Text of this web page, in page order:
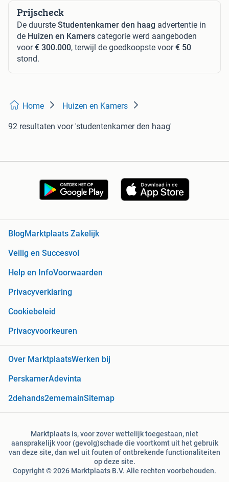
Prijscheck
De duurste Studentenkamer den haag advertentie in
de Huizen en Kamers categorie werd aangeboden
voor€ 300.000, terwijl de goedkoopste voor€ 50
stond.
Home Huizen en Kamers
92 resultaten voor 'studentenkamer den haag'
BlogMarktplaats Zakelijk
Veilig en Succesvol
Help en InfoVoorwaarden
Privacyverklaring
Cookiebeleid
Privacyvoorkeuren
Over MarktplaatsWerken bij
PerskamerAdevinta
2dehands2ememainSitemap
Marktplaats is, voor zover wettelijk toegestaan, niet
aansprakelijk voor (gevolg)schade die voortkomt uit het gebruik
van deze site, dan wel uit fouten of ontbrekende functionaliteiten
op deze site.
Copyright © 2026 Marktplaats B.V. Alle rechten voorbehouden.